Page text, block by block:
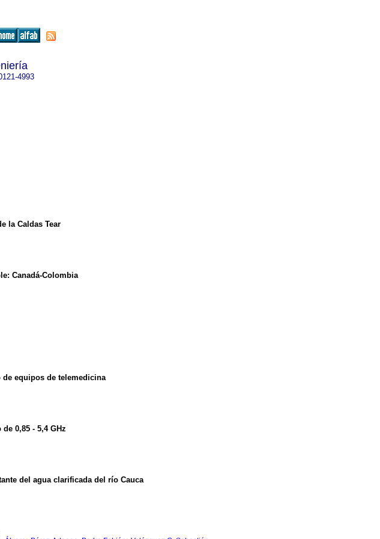
4993
la Caldas Tear
: Canadá-Colombia
de equipos de telemedicina
0,85 - 5,4 GHz
del agua clarificada del río Cauca